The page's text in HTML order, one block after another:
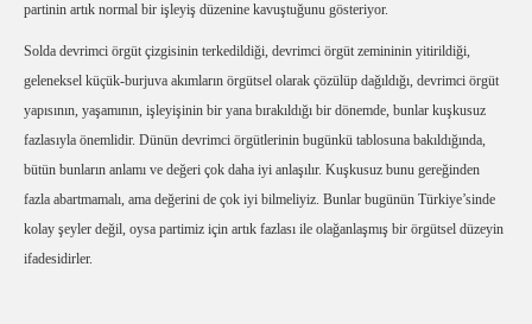
partinin artık normal bir işleyiş düzenine kavuştuğunu gösteriyor.
Solda devrimci örgüt çizgisinin terkedildiği, devrimci örgüt zemininin yitirildiği,
geleneksel küçük-burjuva akımların örgütsel olarak çözülüp dağıldığı, devrimci örgüt
yapısının, yaşamının, işleyişinin bir yana bırakıldığı bir dönemde, bunlar kuşkusuz
fazlasıyla önemlidir. Dünün devrimci örgütlerinin bugünkü tablosuna bakıldığında,
bütün bunların anlamı ve değeri çok daha iyi anlaşılır. Kuşkusuz bunu gereğinden
fazla abartmamalı, ama değerini de çok iyi bilmeliyiz. Bunlar bugünün Türkiye’sinde
kolay şeyler değil, oysa partimiz için artık fazlası ile olağanlaşmış bir örgütsel düzeyin
ifadesidirler.